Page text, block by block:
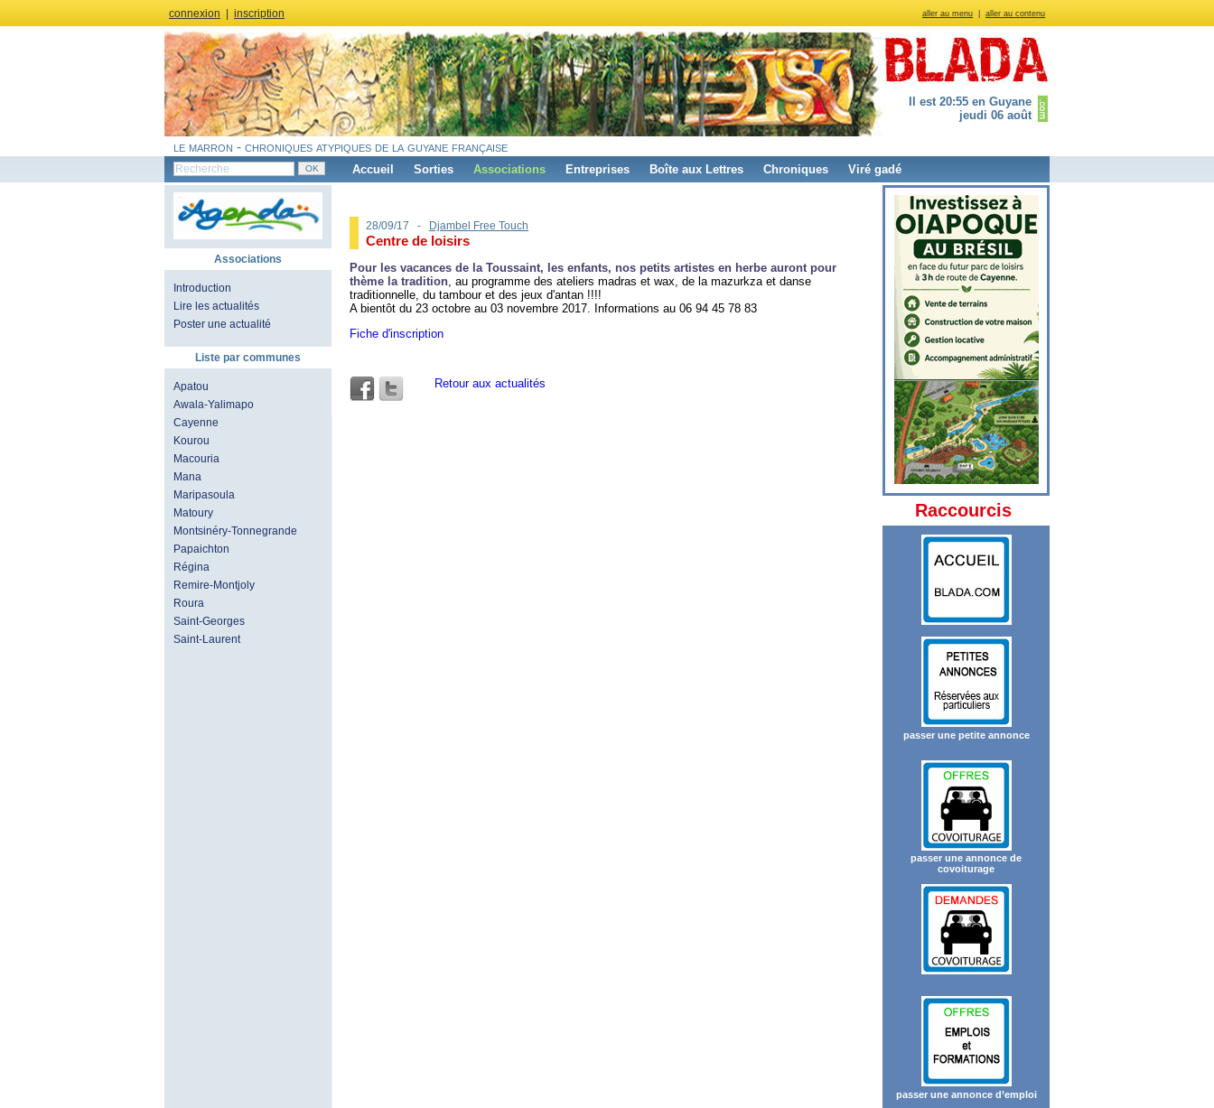
aller au menu aller au contenu
connexion inscription
Il est 20:55 en Guyane
jeudi 06 août
le marron - chroniques atypiques de la guyane française
Accueil Sorties Associations Entreprises Boîte aux Lettres Chroniques Viré gadé
Associations
Introduction
Lire les actualités
Poster une actualité
Liste par communes
Apatou
Awala-Yalimapo
Cayenne
Kourou
Macouria
Mana
Maripasoula
Matoury
Montsinéry-Tonnegrande
Papaichton
Régina
Remire-Montjoly
Roura
Saint-Georges
Saint-Laurent
28/09/17 - Djambel Free Touch
Centre de loisirs
Pour les vacances de la Toussaint, les enfants, nos petits artistes en herbe auront pour
thème la tradition , au programme des ateliers madras et wax, de la mazurkza et danse
traditionnelle, du tambour et des jeux d'antan !!!!
A bientôt du 23 octobre au 03 novembre 2017. Informations au 06 94 45 78 83
Fiche d'inscription
Retour aux actualités
Raccourcis
passer une petite annonce
passer une annonce de
covoiturage
passer une annonce d’emploi